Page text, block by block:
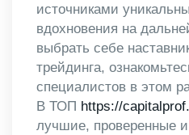
источниками
вдохновения на
выбрать себе
трейдинга,
специалистов в этом
В ТОП https://
лучшие, проверенные